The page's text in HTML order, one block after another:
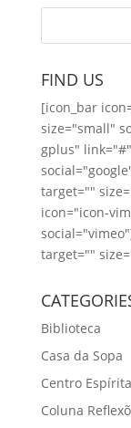
FIND US
[icon_bar
size="small"
gplus"
target=""
icon="icon-
target=""
Biblioteca
Casa da Sopa
Centro Espírita
Coluna